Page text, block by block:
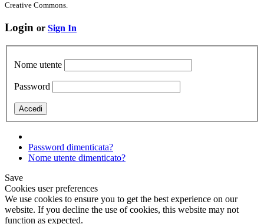
Creative Commons.
Login or Sign In
Nome utente
Password
Password dimenticata?
Nome utente dimenticato?
Save
Cookies user preferences
We use cookies to ensure you to get the best experience on our
website. If you decline the use of cookies, this website may not
function as expected.